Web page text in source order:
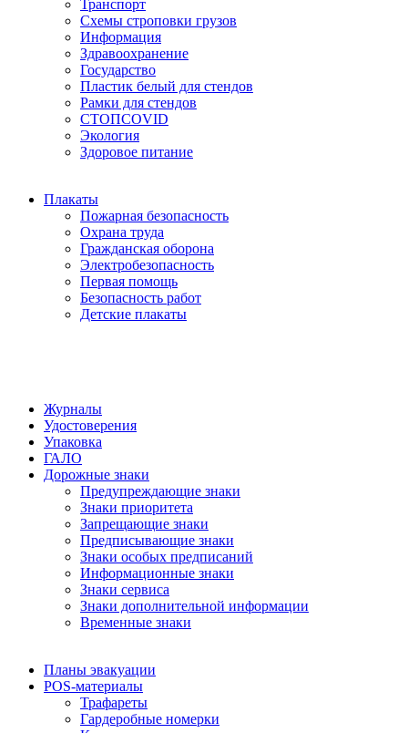
Транспорт
Схемы строповки грузов
Информация
Здравоохранение
Государство
Пластик белый для стендов
Рамки для стендов
СТОПCOVID
Экология
Здоровое питание
Плакаты
Пожарная безопасность
Охрана труда
Гражданская оборона
Электробезопасность
Первая помощь
Безопасность работ
Детские плакаты
Журналы
Удостоверения
Упаковка
ГАЛО
Дорожные знаки
Предупреждающие знаки
Знаки приоритета
Запрещающие знаки
Предписывающие знаки
Знаки особых предписаний
Информационные знаки
Знаки сервиса
Знаки дополнительной информации
Временные знаки
Планы эвакуации
POS-материалы
Трафареты
Гардеробные номерки